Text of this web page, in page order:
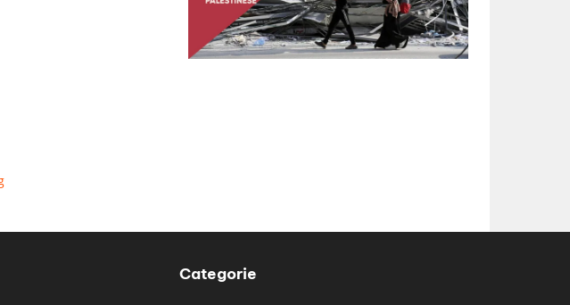
Categorie